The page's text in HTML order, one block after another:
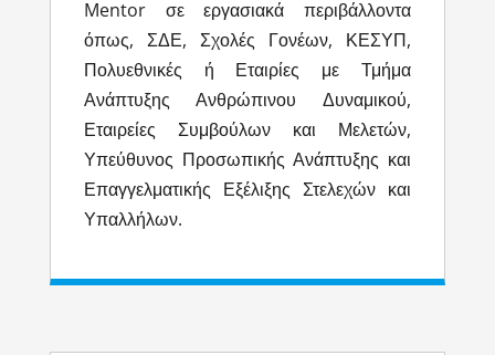
Mentor σε εργασιακά περιβάλλοντα
όπως, ΣΔΕ, Σχολές Γονέων, ΚΕΣΥΠ,
Πολυεθνικές ή Εταιρίες με Τμήμα
Ανάπτυξης Ανθρώπινου Δυναμικού,
Εταιρείες Συμβούλων και Μελετών,
Υπεύθυνος Προσωπικής Ανάπτυξης και
Επαγγελματικής Εξέλιξης Στελεχών και
Υπαλλήλων.